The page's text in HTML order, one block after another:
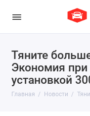
Тяните
Экономия при
установкой
Главная Новости